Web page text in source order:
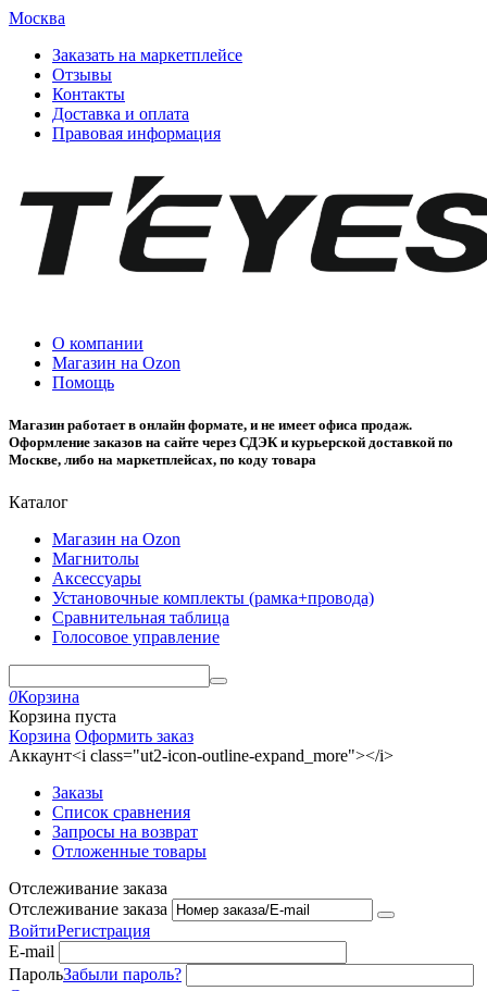
Москва
Заказать на маркетплейсе
Отзывы
Контакты
Доставка и оплата
Правовая информация
О компании
Магазин на Ozon
Помощь
Магазин работает в онлайн формате, и не имеет офиса продаж.
Оформление заказов на сайте через СДЭК и курьерской доставкой по
Москве, либо на маркетплейсах, по коду товара
Каталог
Магазин на Ozon
Магнитолы
Аксессуары
Установочные комплекты (рамка+провода)
Сравнительная таблица
Голосовое управление
0Корзина
Корзина пуста
Корзина Оформить заказ
Аккаунт<i class="ut2-icon-outline-expand_more"></i>
Заказы
Список сравнения
Запросы на возврат
Отложенные товары
Отслеживание заказа
Отслеживание заказа
ВойтиРегистрация
E-mail
ПарольЗабыли пароль?